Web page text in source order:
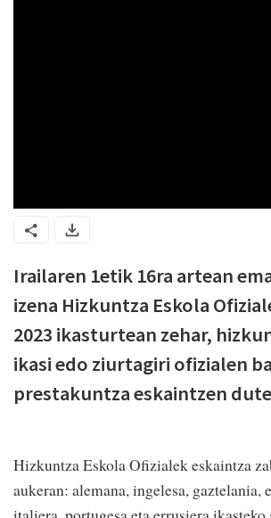
Irailaren 1etik 16ra artean
izena Hizkuntza Eskola
2023 ikasturtean zehar,
ikasi edo ziurtagiri ofizialen
prestakuntza eskaintzen
Hizkuntza Eskola Ofizialek eskaintza
aukeran: alemana, ingelesa, gaztelania,